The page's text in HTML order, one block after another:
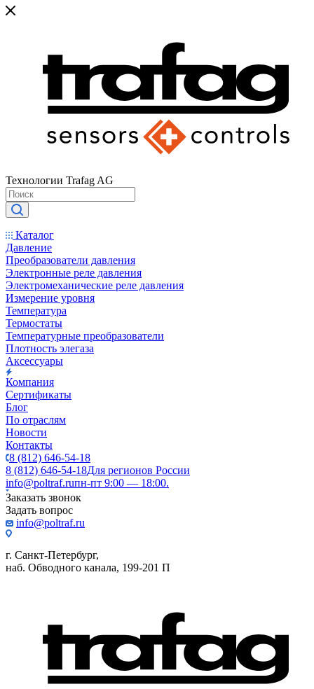
Технологии Trafag AG
Каталог
Давление
Преобразователи давления
Электронные реле давления
Электромеханические реле давления
Измерение уровня
Температура
Термостаты
Температурные преобразователи
Плотность элегаза
Аксессуары
Компания
Сертификаты
Блог
По отраслям
Новости
Контакты
8 (812) 646-54-18
8 (812) 646-54-18Для регионов России
info@poltraf.ruпн-пт 9:00 — 18:00.
Заказать звонок
Задать вопрос
info@poltraf.ru
г. Санкт-Петербург,
наб. Обводного канала, 199-201 П